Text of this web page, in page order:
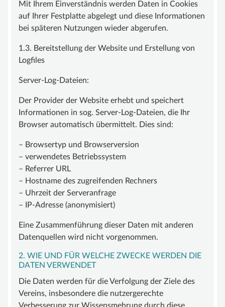
Mit Ihrem Einverständnis werden Daten in Cookies
auf Ihrer Festplatte abgelegt und diese Informationen
bei späteren Nutzungen wieder abgerufen.
1.3. Bereitstellung der Website und Erstellung von
Logfiles
Server-Log-Dateien:
Der Provider der Website erhebt und speichert
Informationen in sog. Server-Log-Dateien, die Ihr
Browser automatisch übermittelt. Dies sind:
– Browsertyp und Browserversion
– verwendetes Betriebssystem
– Referrer URL
– Hostname des zugreifenden Rechners
– Uhrzeit der Serveranfrage
– IP-Adresse (anonymisiert)
Eine Zusammenführung dieser Daten mit anderen
Datenquellen wird nicht vorgenommen.
2. WIE UND FÜR WELCHE ZWECKE WERDEN DIE
DATEN VERWENDET
Die Daten werden für die Verfolgung der Ziele des
Vereins, insbesondere die nutzergerechte